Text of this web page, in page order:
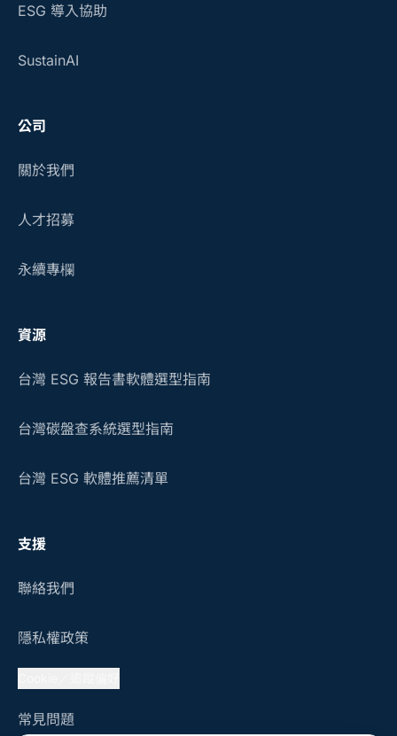
ESG 導入協助
SustainAI
公司
關於我們
人才招募
永續專欄
資源
台灣 ESG 報告書軟體選型指南
台灣碳盤查系統選型指南
台灣 ESG 軟體推薦清單
支援
聯絡我們
隱私權政策
常見問題